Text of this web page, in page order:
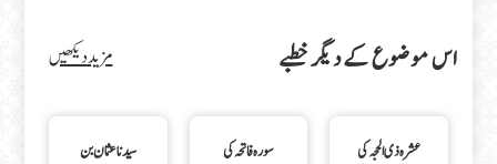
اس موضوع کے دیگر خطبے مزید دیکھیں
عشرہ ذی الحجہ کی
سورہ فاتحہ کی
سیدنا عثمان بن